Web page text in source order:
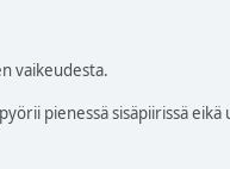
vaikeudesta.
pienessä sisäpiirissä eikä